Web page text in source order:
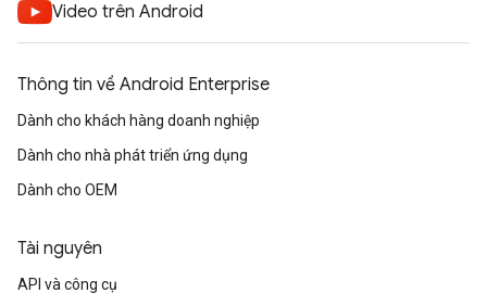
Video trên Android
Thông tin về Android Enterprise
Dành cho khách hàng doanh nghiệp
Dành cho nhà phát triển ứng dụng
Dành cho OEM
Tài nguyên
API và công cụ